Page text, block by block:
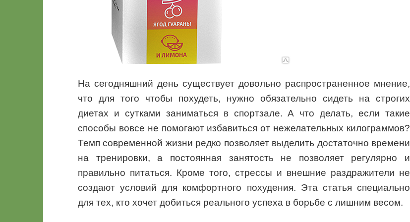
На сегодняшний день существует довольно распространенное мнение,
что для того чтобы похудеть, нужно обязательно сидеть на строгих
диетах и сутками заниматься в спортзале. А что делать, если такие
способы вовсе не помогают избавиться от нежелательных килограммов?
Темп современной жизни редко позволяет выделить достаточно времени
на тренировки, а постоянная занятость не позволяет регулярно и
правильно питаться. Кроме того, стрессы и внешние раздражители не
создают условий для комфортного похудения. Эта статья специально
для тех, кто хочет добиться реального успеха в борьбе с лишним весом.